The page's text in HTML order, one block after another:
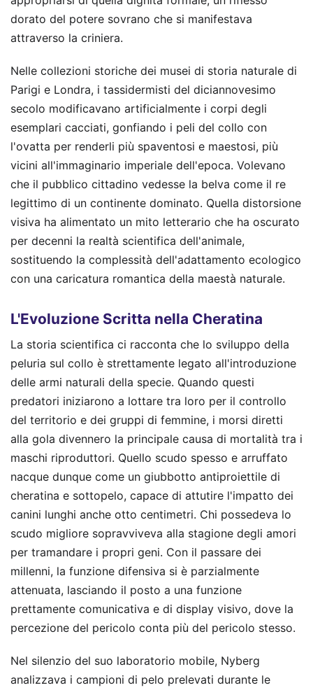
dorato del potere sovrano che si manifestava
attraverso la criniera.
Nelle collezioni storiche dei musei di storia naturale di
Parigi e Londra, i tassidermisti del diciannovesimo
secolo modificavano artificialmente i corpi degli
esemplari cacciati, gonfiando i peli del collo con
l'ovatta per renderli più spaventosi e maestosi, più
vicini all'immaginario imperiale dell'epoca. Volevano
che il pubblico cittadino vedesse la belva come il re
legittimo di un continente dominato. Quella distorsione
visiva ha alimentato un mito letterario che ha oscurato
per decenni la realtà scientifica dell'animale,
sostituendo la complessità dell'adattamento ecologico
con una caricatura romantica della maestà naturale.
L'Evoluzione Scritta nella Cheratina
La storia scientifica ci racconta che lo sviluppo della
peluria sul collo è strettamente legato all'introduzione
delle armi naturali della specie. Quando questi
predatori iniziarono a lottare tra loro per il controllo
del territorio e dei gruppi di femmine, i morsi diretti
alla gola divennero la principale causa di mortalità tra i
maschi riproduttori. Quello scudo spesso e arruffato
nacque dunque come un giubbotto antiproiettile di
cheratina e sottopelo, capace di attutire l'impatto dei
canini lunghi anche otto centimetri. Chi possedeva lo
scudo migliore sopravviveva alla stagione degli amori
per tramandare i propri geni. Con il passare dei
millenni, la funzione difensiva si è parzialmente
attenuata, lasciando il posto a una funzione
prettamente comunicativa e di display visivo, dove la
percezione del pericolo conta più del pericolo stesso.
Nel silenzio del suo laboratorio mobile, Nyberg
analizzava i campioni di pelo prelevati durante le